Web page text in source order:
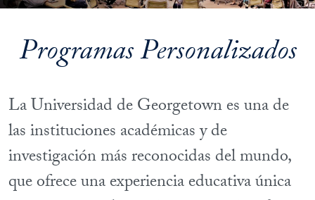
Programas Personalizados
La Universidad de Georgetown es una de
las instituciones académicas y de
investigación más reconocidas del mundo,
que ofrece una experiencia educativa única